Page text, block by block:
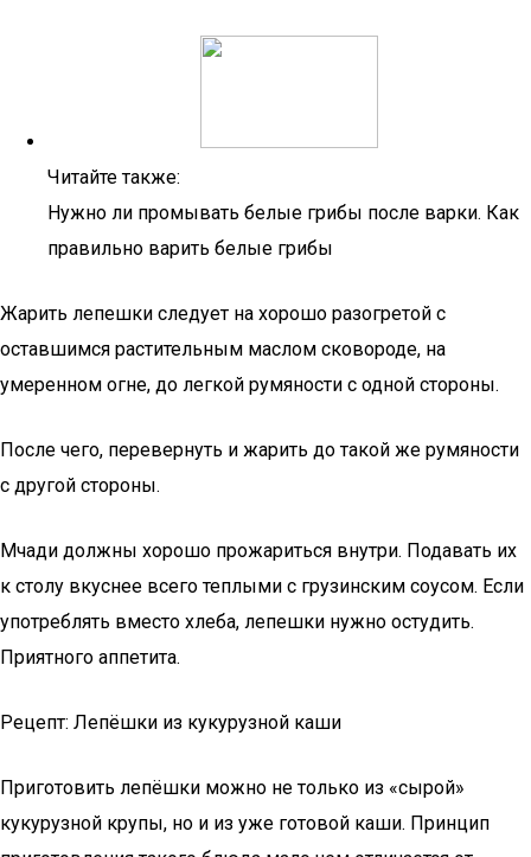
Читайте также:
Нужно ли промывать белые грибы после варки. Как
правильно варить белые грибы
Жарить лепешки следует на хорошо разогретой с
оставшимся растительным маслом сковороде, на
умеренном огне, до легкой румяности с одной стороны.
После чего, перевернуть и жарить до такой же румяности
с другой стороны.
Мчади должны хорошо прожариться внутри. Подавать их
к столу вкуснее всего теплыми с грузинским соусом. Если
употреблять вместо хлеба, лепешки нужно остудить.
Приятного аппетита.
Рецепт: Лепёшки из кукурузной каши
Приготовить лепёшки можно не только из «сырой»
кукурузной крупы, но и из уже готовой каши. Принцип